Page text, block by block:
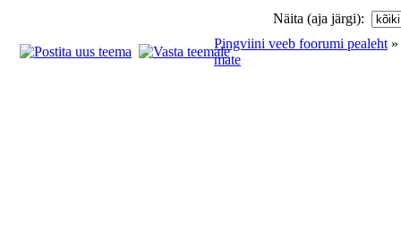
Näita (aja järgi):
Pingviini veeb foorumi pealeht »
mate